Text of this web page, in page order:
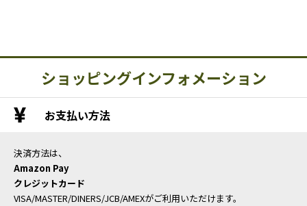
ショッピングインフォメーション
お支払い方法
決済方法は、
Amazon Pay
クレジットカード
VISA/MASTER/DINERS/JCB/AMEXがご利用いただけます。